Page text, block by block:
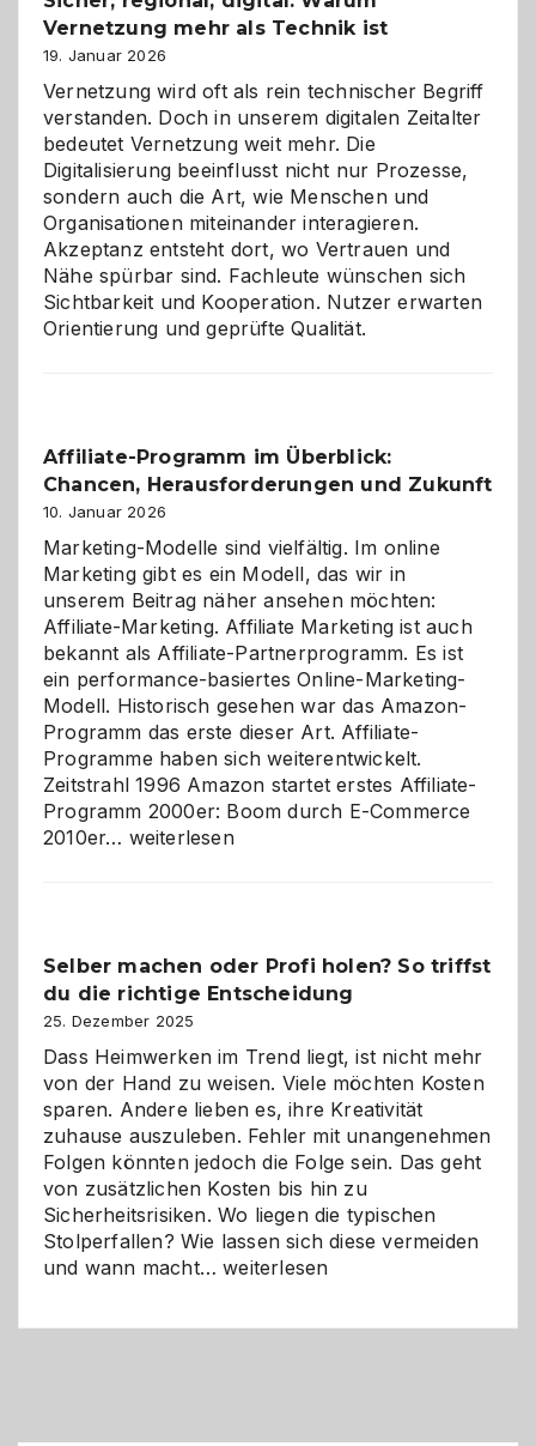
dreifaches
Alaaf!
Vernetzung mehr als Technik ist
19. Januar 2026
Vernetzung wird oft als rein technischer Begriff
verstanden. Doch in unserem digitalen Zeitalter
bedeutet Vernetzung weit mehr. Die
Digitalisierung beeinflusst nicht nur Prozesse,
sondern auch die Art, wie Menschen und
Organisationen miteinander interagieren.
Akzeptanz entsteht dort, wo Vertrauen und
Nähe spürbar sind. Fachleute wünschen sich
Sichtbarkeit und Kooperation. Nutzer erwarten
Orientierung und geprüfte Qualität.
Affiliate-Programm im Überblick:
Chancen, Herausforderungen und Zukunft
10. Januar 2026
Marketing-Modelle sind vielfältig. Im online
Marketing gibt es ein Modell, das wir in
unserem Beitrag näher ansehen möchten:
Affiliate-Marketing. Affiliate Marketing ist auch
bekannt als Affiliate-Partnerprogramm. Es ist
ein performance-basiertes Online-Marketing-
Modell. Historisch gesehen war das Amazon-
Programm das erste dieser Art. Affiliate-
Programme haben sich weiterentwickelt.
Zeitstrahl 1996 Amazon startet erstes Affiliate-
Programm 2000er: Boom durch E-Commerce
2010er… Affiliate-
Herausforderungen
und
Zukunft
weiterlesen
Selber machen oder Profi holen? So triffst
du die richtige Entscheidung
25. Dezember 2025
Dass Heimwerken im Trend liegt, ist nicht mehr
von der Hand zu weisen. Viele möchten Kosten
sparen. Andere lieben es, ihre Kreativität
zuhause auszuleben. Fehler mit unangenehmen
Folgen könnten jedoch die Folge sein. Das geht
von zusätzlichen Kosten bis hin zu
Sicherheitsrisiken. Wo liegen die typischen
Stolperfallen? Wie lassen sich diese vermeiden
und wann macht…Selber
weiterlesen